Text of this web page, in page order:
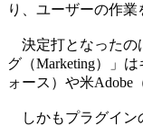
り、ユーザーの作
決定打となったの
グ（Marketing）」
ォース）や米Adobe
しかもプラグイン